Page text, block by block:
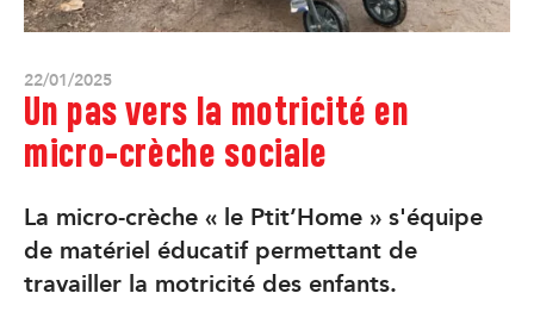
22/01/2025
Un pas vers la motricité en
micro-crèche sociale
La micro-crèche « le Ptit’Home » s'équipe
de matériel éducatif permettant de
travailler la motricité des enfants.